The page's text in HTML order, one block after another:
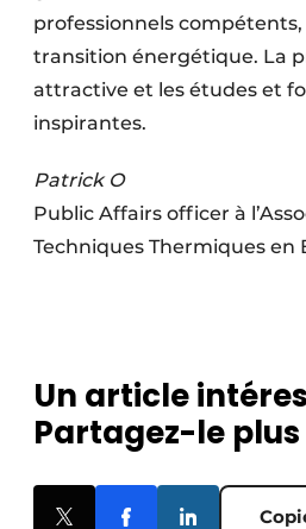
professionnels compétents,
transition énergétique. La
attractive et les études et
inspirantes.
Patrick O
Public Affairs officer à
Techniques Thermiques en
Un article
Partagez-le